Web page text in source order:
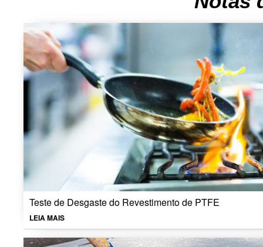
Teste de Desgaste do Revestimento de PTFE
LEIA MAIS